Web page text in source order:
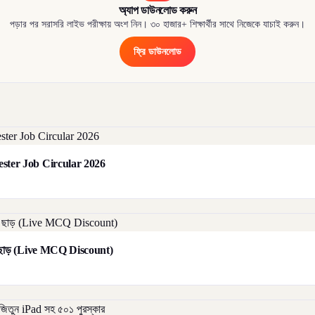
অ্যাপ ডাউনলোড করুন
পড়ার পর সরাসরি লাইভ পরীক্ষায় অংশ নিন। ৩০ হাজার+ শিক্ষার্থীর সাথে নিজেকে যাচাই করুন।
ফ্রি ডাউনলোড
Job Circular 2026
ছাড় (Live MCQ Discount)